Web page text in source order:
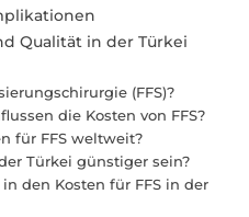
Qualität in der Türkei
(FFS)?
die Kosten von FFS?
für FFS weltweit?
Türkei günstiger sein?
den Kosten für FFS in der